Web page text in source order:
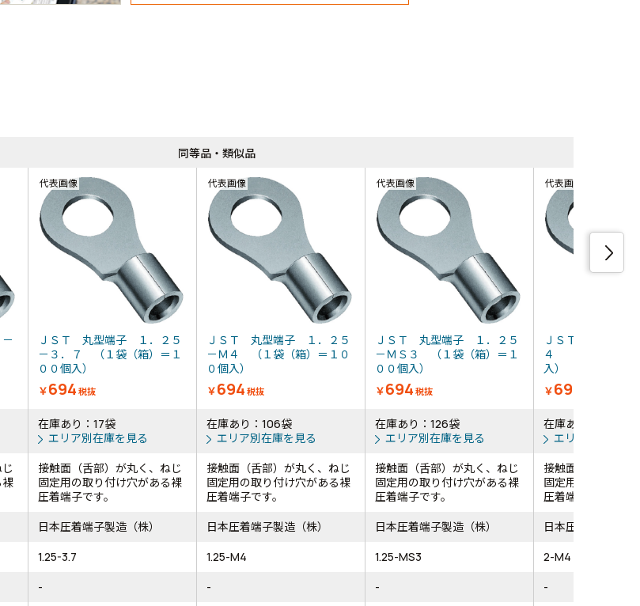
代表画像
ＪＳＴ 丸型端子 １．２５
－３．７ （１袋（箱）＝１
００個入）
￥694 税抜
代表画像
ＪＳＴ 丸型端子 １．２５
－Ｍ４ （１袋（箱）＝１０
０個入）
￥694 税抜
代表画像
ＪＳＴ 丸型端子 １．２５
－ＭＳ３ （１袋（箱）＝１
００個入）
￥694 税抜
代表画像
ＪＳＴ 丸型端子
４ （１袋（箱）
入）
￥694
在庫あり：17袋
エリア別在庫を見る
在庫あり：106袋
エリア別在庫を見る
在庫あり：126袋
エリア別在庫を見る
在庫あり：51袋
エリア別在庫を
接触面（舌部）が丸く、ねじ
固定用の取り付け穴がある裸
圧着端子です。
接触面（舌部）が丸く、ねじ
固定用の取り付け穴がある裸
圧着端子です。
接触面（舌部）が丸く、ねじ
固定用の取り付け穴がある裸
圧着端子です。
接触面（舌部）が
固定用の取り付け
圧着端子です。
日本圧着端子製造（株） 日本圧着端子製造（株） 日本圧着端子製造（株）
日本圧着端子製造
1.25-3.7 1.25-M4 1.25-MS3
2-M4
- - -
-
同等品・類似品